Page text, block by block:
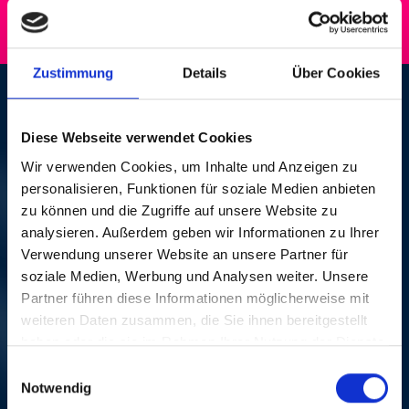
Zustimmung Details Über Cookies
Diese Webseite verwendet Cookies
Wir verwenden Cookies, um Inhalte und Anzeigen zu
personalisieren, Funktionen für soziale Medien anbieten
zu können und die Zugriffe auf unsere Website zu
analysieren. Außerdem geben wir Informationen zu Ihrer
Verwendung unserer Website an unsere Partner für
soziale Medien, Werbung und Analysen weiter. Unsere
Partner führen diese Informationen möglicherweise mit
weiteren Daten zusammen, die Sie ihnen bereitgestellt
haben oder die sie im Rahmen Ihrer Nutzung der Dienste
Notwendig
MR. ACKER BILK AND
HIS PARAMOUNT JAZZ
BAND
LUN, 22 OCT 1990,
20H00 | HAPPY-DIXIE-
NIGHT
Mettez un poignée d'excellents musiciens de dixie,